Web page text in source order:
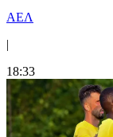
ΑΕΛ
|
18:33